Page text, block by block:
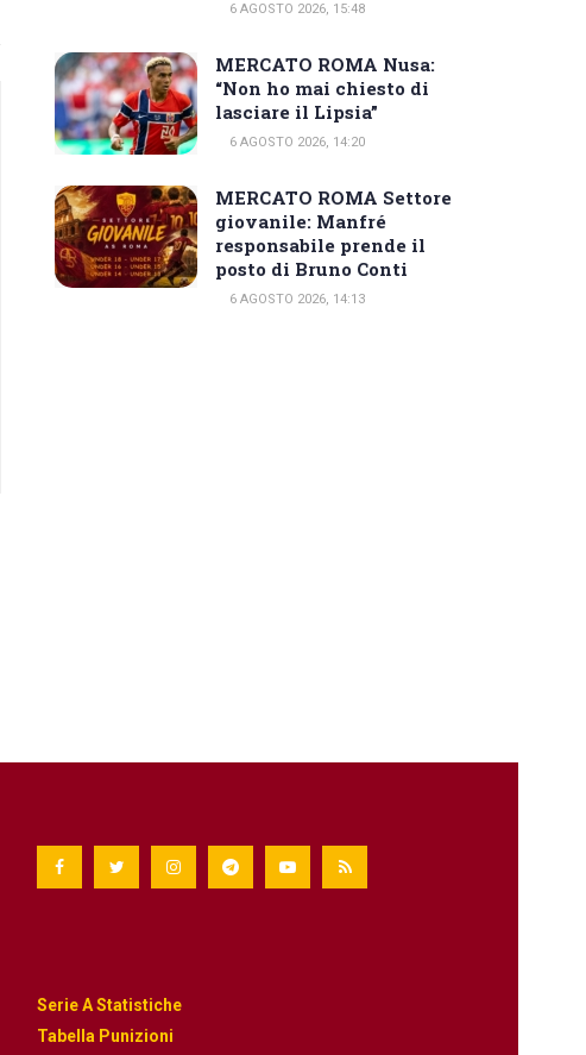
6 AGOSTO 2026, 15:48
MERCATO ROMA Nusa:
“Non ho mai chiesto di
lasciare il Lipsia”
6 AGOSTO 2026, 14:20
MERCATO ROMA Settore
giovanile: Manfré
responsabile prende il
posto di Bruno Conti
6 AGOSTO 2026, 14:13
Serie A Statistiche
Tabella Punizioni